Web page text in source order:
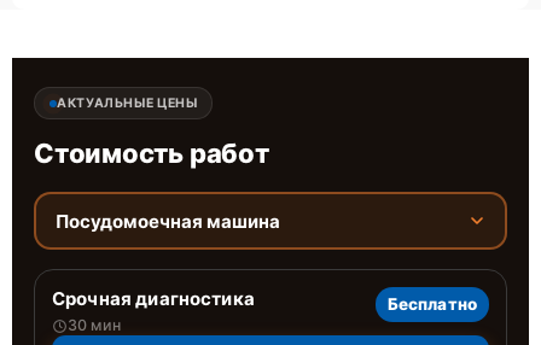
АКТУАЛЬНЫЕ ЦЕНЫ
Стоимость работ
Посудомоечная машина
Срочная диагностика
30 мин
Бесплатно